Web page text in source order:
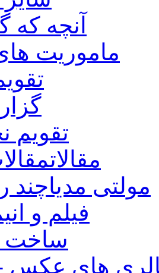
آنچه
ماموریت
تقویم
مقالات
مولتی مدیاچند
فیلم و
ساخت
های عکس